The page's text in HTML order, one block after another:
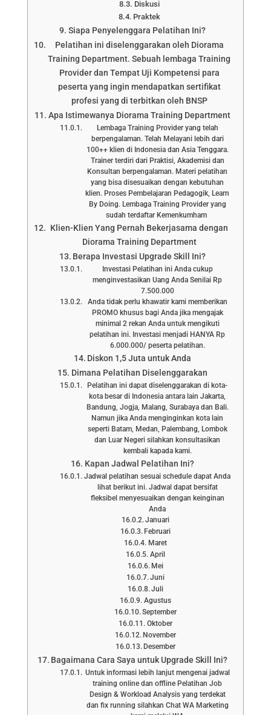
Diskusi
Praktek
Siapa Penyelenggara Pelatihan Ini?
Pelatihan ini diselenggarakan oleh Diorama
Training Department. Sebuah lembaga Training
Provider dan Tempat Uji Kompetensi para
peserta yang ingin mendapatkan sertifikat
profesi yang di terbitkan oleh BNSP
Apa Istimewanya Diorama Training Department
Lembaga Training Provider yang telah
berpengalaman. Telah Melayani lebih dari
100++ klien di Indonesia dan Asia Tenggara.
Trainer terdiri dari Praktisi, Akademisi dan
Konsultan berpengalaman. Materi pelatihan
yang bisa disesuaikan dengan kebutuhan
klien. Proses Pembelajaran Pedagogik, Learn
By Doing. Lembaga Training Provider yang
sudah terdaftar Kemenkumham
Klien-Klien Yang Pernah Bekerjasama dengan
Diorama Training Department
Berapa Investasi Upgrade Skill Ini?
Investasi Pelatihan ini Anda cukup
menginvestasikan Uang Anda Senilai Rp
7.500.000
Anda tidak perlu khawatir kami memberikan
PROMO khusus bagi Anda jika mengajak
minimal 2 rekan Anda untuk mengikuti
pelatihan ini. Investasi menjadi HANYA Rp
6.000.000/ peserta pelatihan.
Diskon 1,5 Juta untuk Anda
Dimana Pelatihan Diselenggarakan
Pelatihan ini dapat diselenggarakan di kota-
kota besar di Indonesia antara lain Jakarta,
Bandung, Jogja, Malang, Surabaya dan Bali.
Namun jika Anda menginginkan kota lain
seperti Batam, Medan, Palembang, Lombok
dan Luar Negeri silahkan konsultasikan
kembali kapada kami.
Kapan Jadwal Pelatihan Ini?
Jadwal pelatihan sesuai schedule dapat Anda
lihat berikut ini. Jadwal dapat bersifat
fleksibel menyesuaikan dengan keinginan
Anda
Januari
Februari
Maret
April
Mei
Juni
Juli
Agustus
September
Oktober
November
Desember
Bagaimana Cara Saya untuk Upgrade Skill Ini?
Untuk informasi lebih lanjut mengenai jadwal
training online dan offline Pelatihan Job
Design & Workload Analysis yang terdekat
dan fix running silahkan Chat WA Marketing